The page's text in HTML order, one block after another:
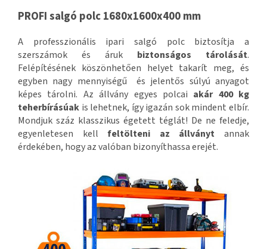
PROFI salgó polc 1680x1600x400 mm
A professzionális ipari salgó polc biztosítja a
szerszámok és áruk biztonságos tárolását.
Felépítésének köszönhetően helyet takarít meg, és
egyben nagy mennyiségű és jelentős súlyú anyagot
képes tárolni. Az állvány egyes polcai akár 400 kg
teherbírásúak is lehetnek, így igazán sok mindent elbír.
Mondjuk száz klasszikus égetett téglát! De ne feledje,
egyenletesen kellfeltölteni az állványt annak
érdekében, hogy az valóban bizonyíthassa erejét.